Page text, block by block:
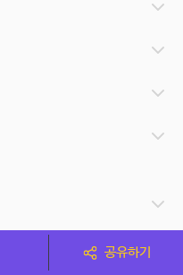
공유하기
당사자가 아닙니다. 따라서 스페이스클